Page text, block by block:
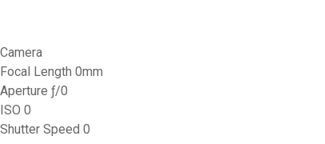
Camera
Focal Length 0mm
Aperture ƒ/0
ISO 0
Shutter Speed 0